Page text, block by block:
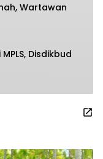
Wartawan